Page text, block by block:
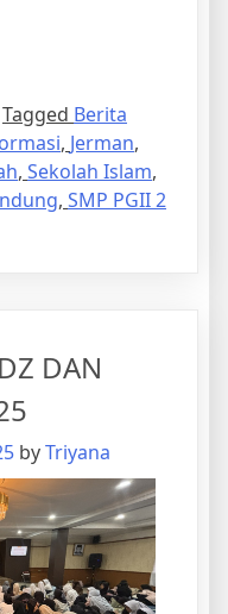
Tagged Berita
, Jerman,
, Sekolah Islam,
, SMP PGII 2
DAN
byTriyana